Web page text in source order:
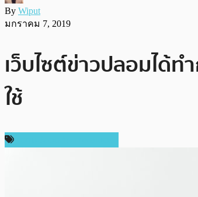
By Wiput
มกราคม 7, 2019
เว็บไซต์ข่าวปลอมได้
ใช้